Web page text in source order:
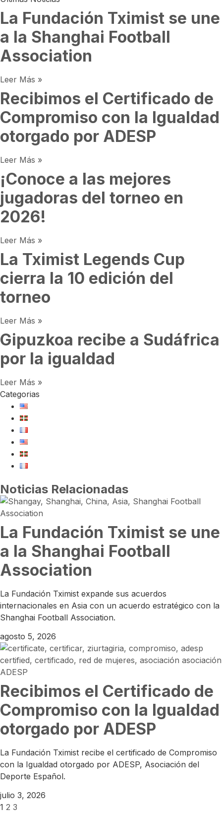
La Fundación Tximist se une
a la Shanghai Football
Association
Leer Más »
Recibimos el Certificado de
Compromiso con la Igualdad
otorgado por ADESP
Leer Más »
¡Conoce a las mejores
jugadoras del torneo en
2026!
Leer Más »
La Tximist Legends Cup
cierra la 10 edición del
torneo
Leer Más »
Gipuzkoa recibe a Sudáfrica
por la igualdad
Leer Más »
Categorias
Noticias Relacionadas
La Fundación Tximist se une
a la Shanghai Football
Association
La Fundación Tximist expande sus acuerdos
internacionales en Asia con un acuerdo estratégico con la
Shanghai Football Association.
agosto 5, 2026
Recibimos el Certificado de
Compromiso con la Igualdad
otorgado por ADESP
La Fundación Tximist recibe el certificado de Compromiso
con la Igualdad otorgado por ADESP, Asociación del
Deporte Español.
julio 3, 2026
1 2 3